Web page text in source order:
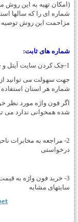
(امکان تهیه به این روش
شماره ای را که سالها
مزاحمت این روش
شماره های ثابت:
1-چک کردن سایت آیتل و جستجو در بین فون واژه هایی که آگهی شده است.
جهت سهولت می توانید
شماره هر استان استفاده
اگر فون واژه مورد نظر
شده همخوانی ندارد می
2- مراجعه به مخابرات
درخواستی
3- خرید فون واژه به
سایتهای مشابه